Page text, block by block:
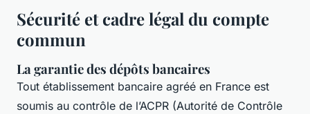
Sécurité et cadre légal du compte
commun
La garantie des dépôts bancaires
Tout établissement bancaire agréé en France est
soumis au contrôle de l’ACPR (Autorité de Contrôle